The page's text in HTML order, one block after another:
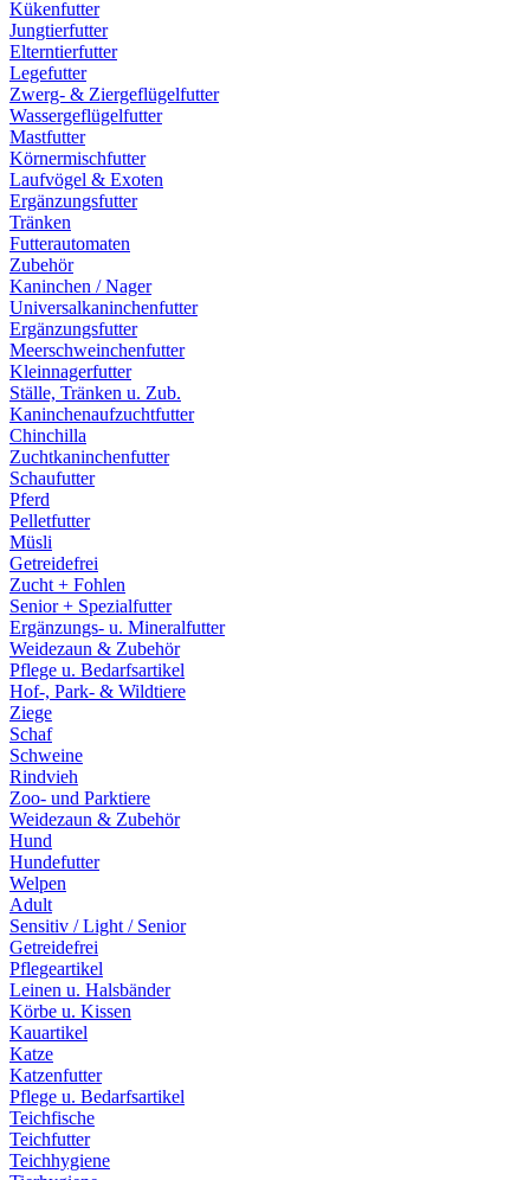
Kükenfutter
Jungtierfutter
Elterntierfutter
Legefutter
Zwerg- & Ziergeflügelfutter
Wassergeflügelfutter
Mastfutter
Körnermischfutter
Laufvögel & Exoten
Ergänzungsfutter
Tränken
Futterautomaten
Zubehör
Kaninchen / Nager
Universalkaninchenfutter
Ergänzungsfutter
Meerschweinchenfutter
Kleinnagerfutter
Ställe, Tränken u. Zub.
Kaninchenaufzuchtfutter
Chinchilla
Zuchtkaninchenfutter
Schaufutter
Pferd
Pelletfutter
Müsli
Getreidefrei
Zucht + Fohlen
Senior + Spezialfutter
Ergänzungs- u. Mineralfutter
Weidezaun & Zubehör
Pflege u. Bedarfsartikel
Hof-, Park- & Wildtiere
Ziege
Schaf
Schweine
Rindvieh
Zoo- und Parktiere
Weidezaun & Zubehör
Hund
Hundefutter
Welpen
Adult
Sensitiv / Light / Senior
Getreidefrei
Pflegeartikel
Leinen u. Halsbänder
Körbe u. Kissen
Kauartikel
Katze
Katzenfutter
Pflege u. Bedarfsartikel
Teichfische
Teichfutter
Teichhygiene